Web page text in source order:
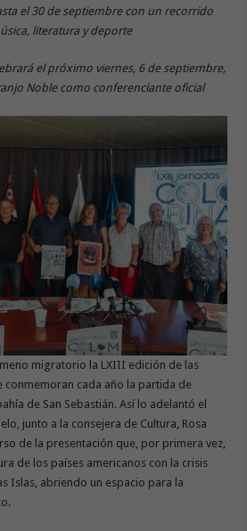
el 30 de septiembre con un recorrido
literatura y deporte
el próximo viernes, 6 de septiembre,
Noble como conferenciante oficial
migratorio la LXIII edición de las
conmemoran cada año la partida de
de San Sebastián. Así lo adelantó el
junto a la consejera de Cultura, Rosa
de la presentación que, por primera vez,
de los países americanos con la crisis
Islas, abriendo un espacio para la